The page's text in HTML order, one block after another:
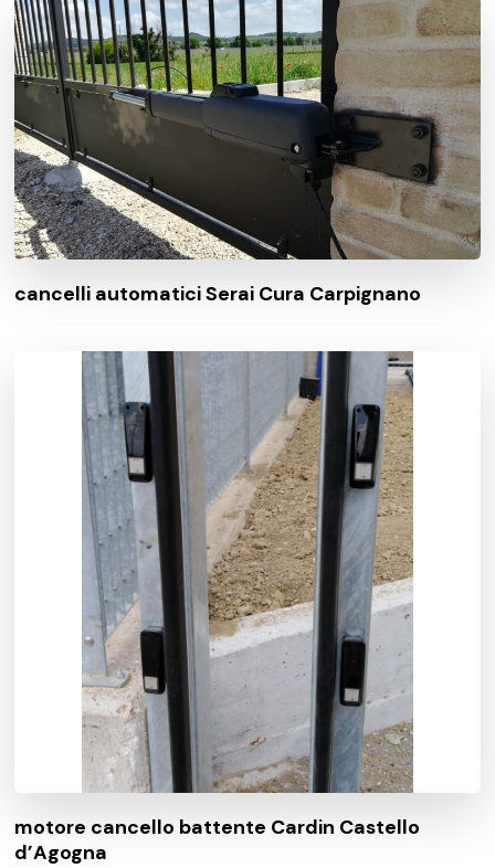
cancelli automatici Serai Cura Carpignano
motore cancello battente Cardin Castello
d’Agogna